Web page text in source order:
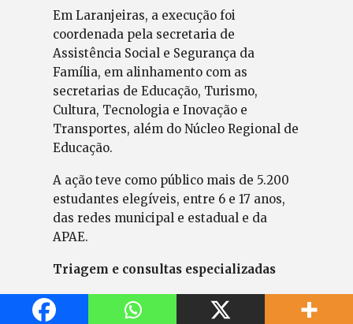
Em Laranjeiras, a execução foi
coordenada pela secretaria de
Assistência Social e Segurança da
Família, em alinhamento com as
secretarias de Educação, Turismo,
Cultura, Tecnologia e Inovação e
Transportes, além do Núcleo Regional de
Educação.
A ação teve como público mais de 5.200
estudantes elegíveis, entre 6 e 17 anos,
das redes municipal e estadual e da
APAE.
Triagem e consultas especializadas
A primeira fase do programa, de triagem
visual com ortoptistas e oftalmologistas,